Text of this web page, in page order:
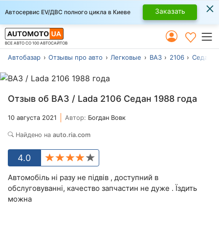
Автосервис EV/ДВС полного цикла в Киеве Заказать ×
ВСЕ АВТО СО 100 АВТОСАЙТОВ
Автобазар Отзывы про авто Легковые ВАЗ 2106 Седан
Отзыв об ВАЗ / Lada 2106 Седан 1988 года
10 августа 2021 Автор: Богдан Вовк
Найдено на auto.ria.com
4.0
Автомобіль ні разу не підвів , доступний в
обслуговуванні, качество запчастин не дуже . Їздить
можна